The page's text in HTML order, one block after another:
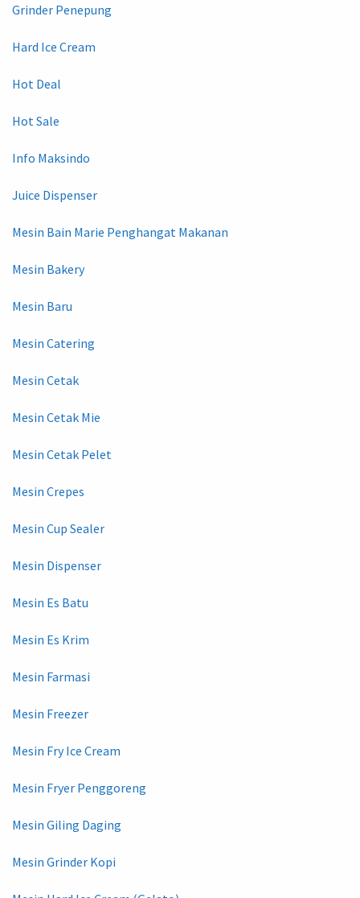
Grinder Penepung
Hard Ice Cream
Hot Deal
Hot Sale
Info Maksindo
Juice Dispenser
Mesin Bain Marie Penghangat Makanan
Mesin Bakery
Mesin Baru
Mesin Catering
Mesin Cetak
Mesin Cetak Mie
Mesin Cetak Pelet
Mesin Crepes
Mesin Cup Sealer
Mesin Dispenser
Mesin Es Batu
Mesin Es Krim
Mesin Farmasi
Mesin Freezer
Mesin Fry Ice Cream
Mesin Fryer Penggoreng
Mesin Giling Daging
Mesin Grinder Kopi